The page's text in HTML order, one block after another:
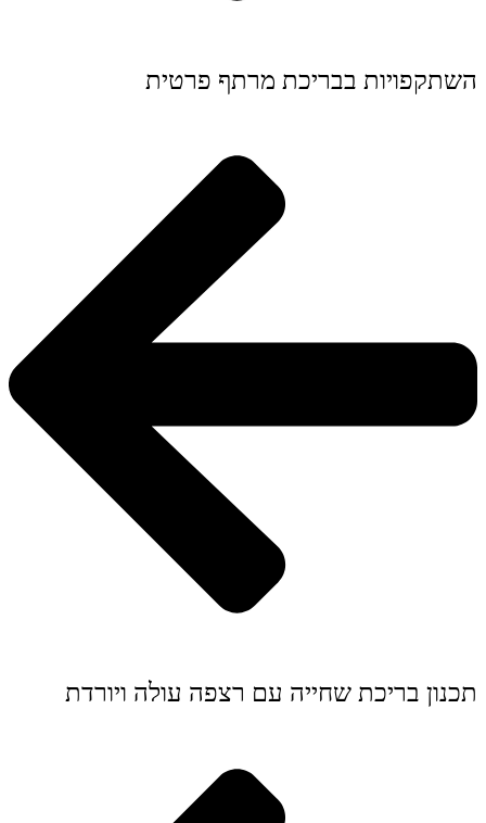
השתקפויות בבריכת מרתף פרטית
תכנון בריכת שחייה עם רצפה עולה ויורדת